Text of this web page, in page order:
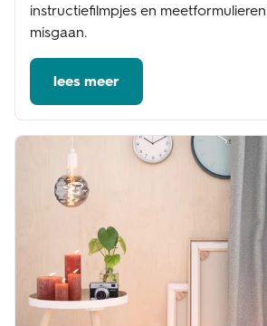
instructiefilmpjes en
misgaan.
lees meer